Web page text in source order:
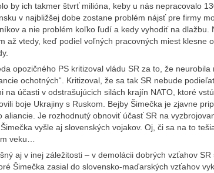
by ich takmer štvrť milióna, keby u nás nepracovalo
v najbližšej dobe zostane problém nájsť pre firmy
a nie problém koľko ľudí a kedy vyhodiť na dlažbu.
až vtedy, keď podiel voľných pracovných miest klesne
opozičného PS kritizoval vládu SR za to, že neurobila
ochotných“. Kritizoval, že sa tak SR nebude
na účasti v odstrašujúcich silách krajín NATO, ktoré
boje Ukrajiny s Ruskom. Bejby Šimečka je zjavne
aliancie. Je rozhodnutý obnoviť účasť SR na
vyšle aj slovenských vojakov. Oj, či sa na to
veku…
aj v inej záležitosti – v demolácii dobrých vzťahov
Šimečka zasial do slovensko-maďarských vzťahov